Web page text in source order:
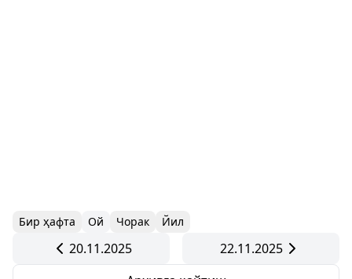
Бир ҳафта Ой Чорак Йил
20.11.2025
22.11.2025